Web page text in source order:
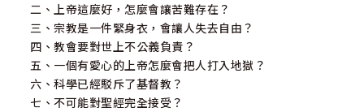
二、上帝這麼好，怎麼會讓苦難存在？
三、宗教是一件緊身衣，會讓人失去自由？
四、教會要對世上不公義負責？
五、一個有愛心的上帝怎麼會把人打入地獄？
六、科學已經駁斥了基督教？
七、不可能對聖經完全接受？